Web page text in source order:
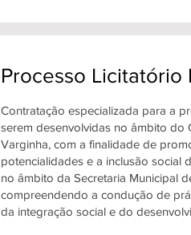
Processo Licitatório
Contratação especializada para a
serem desenvolvidas no âmbito do
Varginha, com a finalidade de
potencialidades e a inclusão social
no âmbito da Secretaria Municipal
compreendendo a condução de
da integração social e do